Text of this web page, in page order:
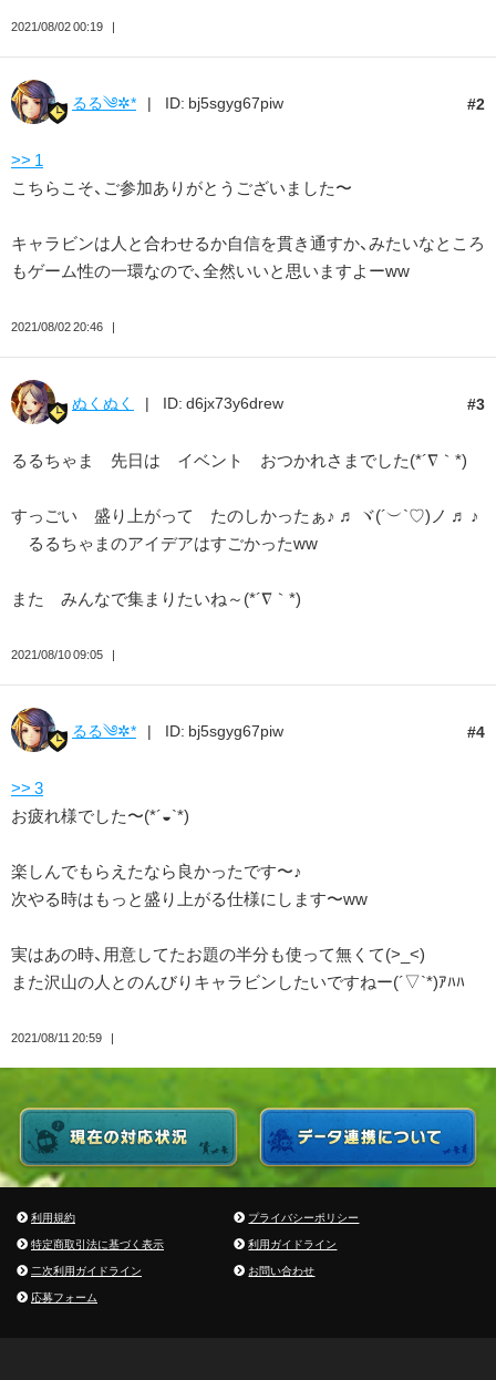
2021/08/02 00:19
2
るる༄✲* ID: bj5sgyg67piw
>> 1
こちらこそ、ご参加ありがとうございました〜
キャラビンは人と合わせるか自信を貫き通すか、みたいなところ
もゲーム性の一環なので、全然いいと思いますよーww
2021/08/02 20:46
3
ぬくぬく ID: d6jx73y6drew
るるちゃま 先日は イベント おつかれさまでした(*´∇｀*)
すっごい 盛り上がって たのしかったぁ♪ ♬ ヾ(´︶`♡)ノ ♬ ♪
るるちゃまのアイデアはすごかったww
また みんなで集まりたいね～(*´∇｀*)
2021/08/10 09:05
4
るる༄✲* ID: bj5sgyg67piw
>> 3
お疲れ様でした〜(*´◒`*)
楽しんでもらえたなら良かったです〜♪
次やる時はもっと盛り上がる仕様にします〜ww
実はあの時、用意してたお題の半分も使って無くて(>_<)
また沢山の人とのんびりキャラビンしたいですねー(´▽`*)ｱﾊﾊ
2021/08/11 20:59
利用規約
プライバシーポリシー
特定商取引法に基づく表示
利用ガイドライン
二次利用ガイドライン
お問い合わせ
応募フォーム